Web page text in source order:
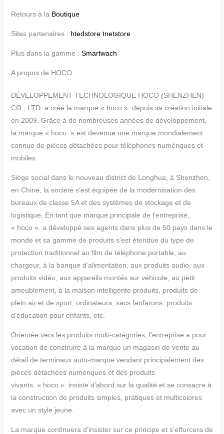
Retours à la Boutique
Sites partenaires : htedstore tnetstore
Plus dans la gamme : Smartwach
A propos de HOCO :
DÉVELOPPEMENT TECHNOLOGIQUE HOCO (SHENZHEN)
CO., LTD. a créé la marque « hoco ». depuis sa création initiale
en 2009. Grâce à de nombreuses années de développement,
la marque « hoco. » est devenue une marque mondialement
connue de pièces détachées pour téléphones numériques et
mobiles.
Siège social dans le nouveau district de Longhua, à Shenzhen,
en Chine, la société s’est équipée de la modernisation des
bureaux de classe 5A et des systèmes de stockage et de
logistique. En tant que marque principale de l’entreprise,
« hoco ». a développé ses agents dans plus de 50 pays dans le
monde et sa gamme de produits s’est étendue du type de
protection traditionnel au film de téléphone portable, au
chargeur, à la banque d’alimentation, aux produits audio, aux
produits vidéo, aux appareils montés sur véhicule, au petit
ameublement, à la maison intelligente produits, produits de
plein air et de sport, ordinateurs, sacs fanfarons, produits
d’éducation pour enfants, etc.
Orientée vers les produits multi-catégories, l’entreprise a pour
vocation de construire à la marque un magasin de vente au
détail de terminaux auto-marque vendant principalement des
pièces détachées numériques et des produits
vivants. « hoco ». insiste d’abord sur la qualité et se consacre à
la construction de produits simples, pratiques et multicolores
avec un style jeune.
La marque continuera d’insister sur ce principe et s’efforcera de